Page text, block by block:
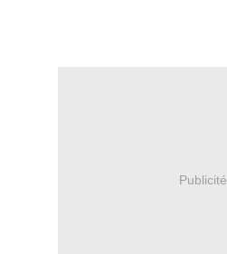
Publicité